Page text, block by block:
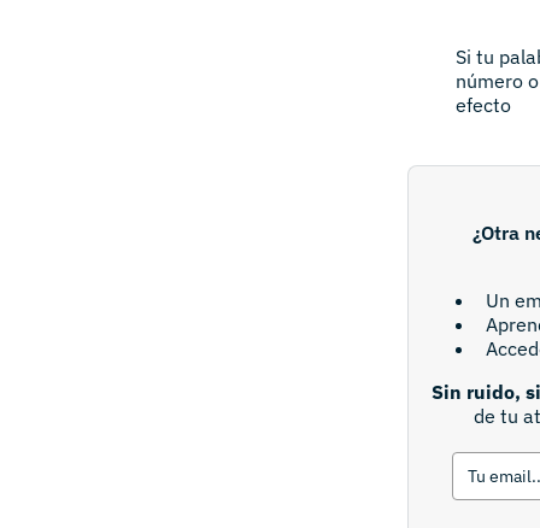
Si tu
número
efecto
¿Otra
Un
Sin ruido,
de tu